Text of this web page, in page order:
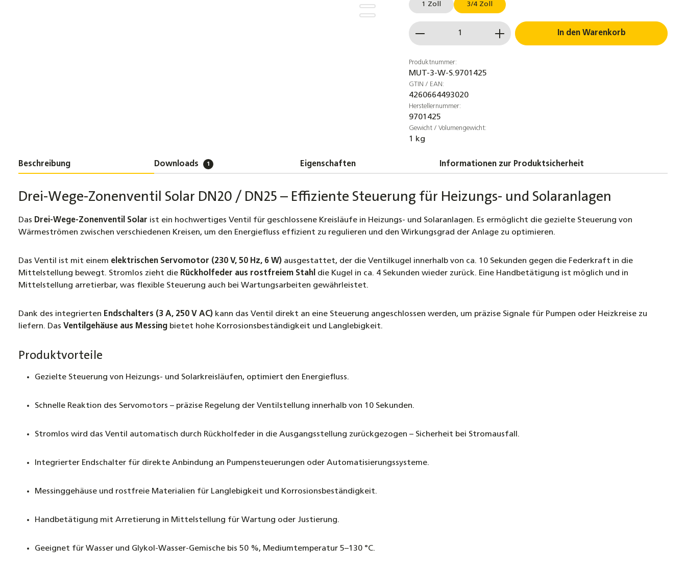
1 Zoll 3/4 Zoll
Produkt Anzahl: Gib den gewünschten Wert
In den Warenkorb
Produktnummer:
MUT-3-W-S.9701425
GTIN / EAN:
4260664493020
Herstellernummer:
9701425
Gewicht / Volumengewicht:
1 kg
Beschreibung Downloads 1 Eigenschaften Informationen zur Produktsicherheit
Drei-Wege-Zonenventil Solar DN20 / DN25 – Effiziente Steuerung für Heizungs- und Solaranlagen
Das Drei-Wege-Zonenventil Solar ist ein hochwertiges Ventil für geschlossene Kreisläufe in Heizungs- und Solaranlagen. Es ermöglicht die gezielte Steuerung von
Wärmeströmen zwischen verschiedenen Kreisen, um den Energiefluss effizient zu regulieren und den Wirkungsgrad der Anlage zu optimieren.
Das Ventil ist mit einem elektrischen Servomotor (230 V, 50 Hz, 6 W) ausgestattet, der die Ventilkugel innerhalb von ca. 10 Sekunden gegen die Federkraft in die
Mittelstellung bewegt. Stromlos zieht die Rückholfeder aus rostfreiem Stahl die Kugel in ca. 4 Sekunden wieder zurück. Eine Handbetätigung ist möglich und in
Mittelstellung arretierbar, was flexible Steuerung auch bei Wartungsarbeiten gewährleistet.
Dank des integrierten Endschalters (3 A, 250 V AC) kann das Ventil direkt an eine Steuerung angeschlossen werden, um präzise Signale für Pumpen oder Heizkreise zu
liefern. Das Ventilgehäuse aus Messing bietet hohe Korrosionsbeständigkeit und Langlebigkeit.
Produktvorteile
Gezielte Steuerung von Heizungs- und Solarkreisläufen, optimiert den Energiefluss.
Schnelle Reaktion des Servomotors – präzise Regelung der Ventilstellung innerhalb von 10 Sekunden.
Stromlos wird das Ventil automatisch durch Rückholfeder in die Ausgangsstellung zurückgezogen – Sicherheit bei Stromausfall.
Integrierter Endschalter für direkte Anbindung an Pumpensteuerungen oder Automatisierungssysteme.
Messinggehäuse und rostfreie Materialien für Langlebigkeit und Korrosionsbeständigkeit.
Handbetätigung mit Arretierung in Mittelstellung für Wartung oder Justierung.
Geeignet für Wasser und Glykol-Wasser-Gemische bis 50 %, Mediumtemperatur 5–130 °C.